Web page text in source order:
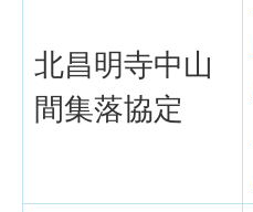
北昌明寺中山
間集落協定